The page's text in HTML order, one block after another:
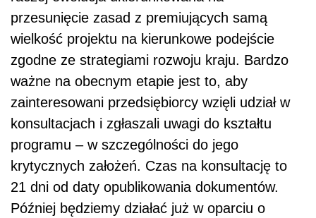
przesunięcie zasad z premiujących samą
wielkość projektu na kierunkowe podejście
zgodne ze strategiami rozwoju kraju. Bardzo
ważne na obecnym etapie jest to, aby
zainteresowani przedsiębiorcy wzięli udział w
konsultacjach i zgłaszali uwagi do kształtu
programu – w szczególności do jego
krytycznych założeń. Czas na konsultację to
21 dni od daty opublikowania dokumentów.
Później będziemy działać już w oparciu o